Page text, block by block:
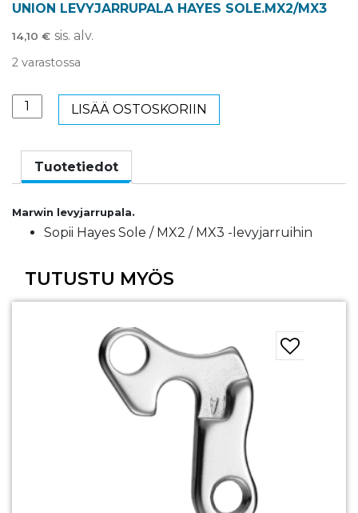
UNION LEVYJARRUPALA HAYES SOLE.MX2/MX3
14,10 € sis. alv.
2 varastossa
UNION
LEVYJARRUPALA
SOLE.MX2/MX3
määrä
LISÄÄ OSTOSKORIIN
Tuotetiedot
Marwin levyjarrupala.
Sopii Hayes Sole / MX2 / MX3 -levyjarruihin
TUTUSTU MYÖS